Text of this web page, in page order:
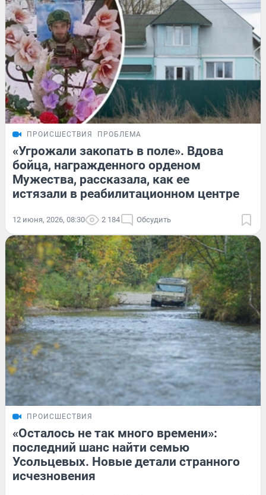
ПРОИСШЕСТВИЯ ПРОБЛЕМА
«Угрожали закопать в поле». Вдова
бойца, награжденного орденом
Мужества, рассказала, как ее
истязали в реабилитационном центре
12 июня, 2026, 08:30 2 184 Обсудить
ПРОИСШЕСТВИЯ
«Осталось не так много времени»:
последний шанс найти семью
Усольцевых. Новые детали странного
исчезновения